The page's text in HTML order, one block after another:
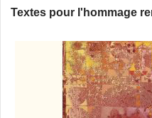
Textes pour l'hommage